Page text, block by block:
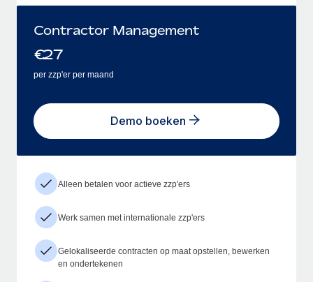
Contractor Management
€27
per zzp'er per maand
Demo boeken
Alleen betalen voor actieve zzp'ers
Werk samen met internationale zzp'ers
Gelokaliseerde contracten op maat opstellen, bewerken
en ondertekenen